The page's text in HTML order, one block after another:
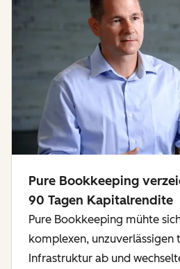
Pure Bookkeeping
90 Tagen Kapitalrendite
Pure Bookkeeping mühte
komplexen, unzuverlässigen
Infrastruktur ab und